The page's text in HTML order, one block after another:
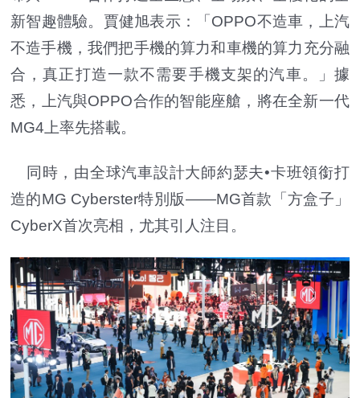
新智趣體驗。賈健旭表示：「OPPO不造車，上汽
不造手機，我們把手機的算力和車機的算力充分融
合，真正打造一款不需要手機支架的汽車。」據
悉，上汽與OPPO合作的智能座艙，將在全新一代
MG4上率先搭載。
同時，由全球汽車設計大師約瑟夫•卡班領銜打
造的MG Cyberster特別版——MG首款「方盒子」
CyberX首次亮相，尤其引人注目。